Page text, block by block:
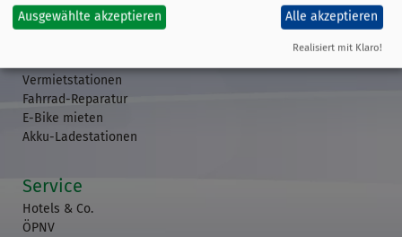
Veranstaltungen
Vermietstationen
Fahrrad-Reparatur
E-Bike mieten
Akku-Ladestationen
Service
Hotels & Co.
ÖPNV
Ausgewählte akzeptieren Alle akzeptieren
Realisiert mit Klaro!